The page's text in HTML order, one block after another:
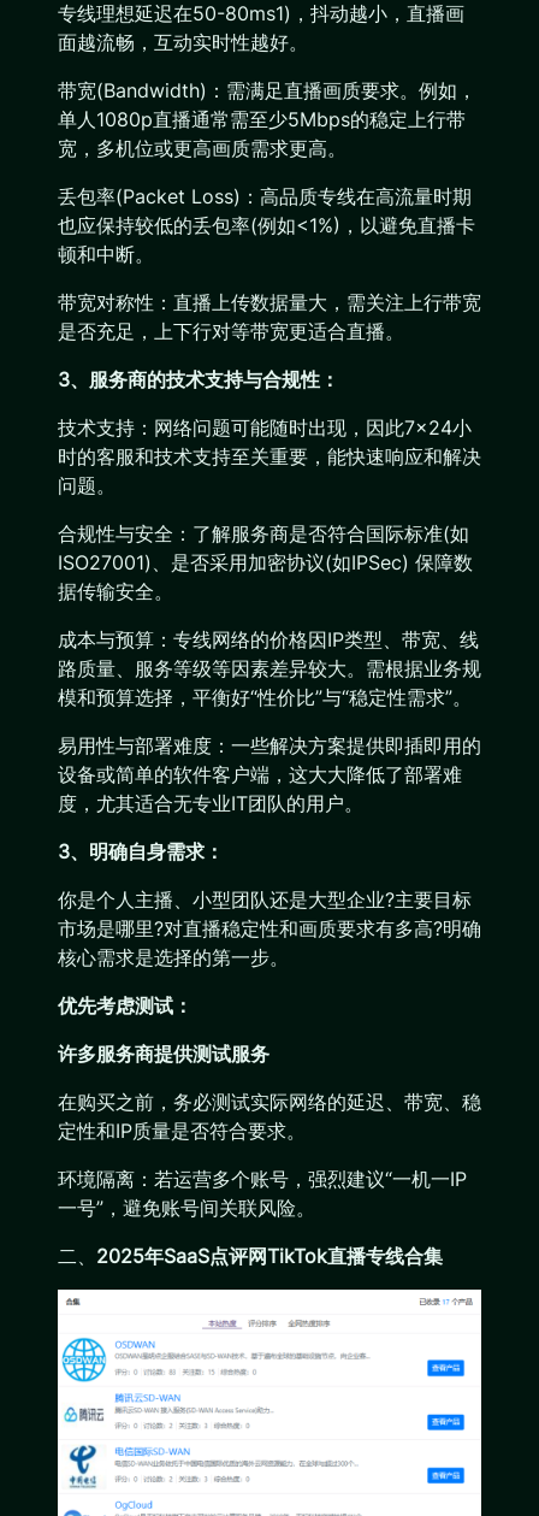
专线理想延迟在50-80ms1)，抖动越小，直播画
面越流畅，互动实时性越好。
带宽(Bandwidth)：需满足直播画质要求。例如，
单人1080p直播通常需至少5Mbps的稳定上行带
宽，多机位或更高画质需求更高。
丢包率(Packet Loss)：高品质专线在高流量时期
也应保持较低的丢包率(例如<1%)，以避免直播卡
顿和中断。
带宽对称性：直播上传数据量大，需关注上行带宽
是否充足，上下行对等带宽更适合直播。
3、服务商的技术支持与合规性：
技术支持：网络问题可能随时出现，因此7×24小
时的客服和技术支持至关重要，能快速响应和解决
问题。
合规性与安全：了解服务商是否符合国际标准(如
ISO27001)、是否采用加密协议(如IPSec) 保障数
据传输安全。
成本与预算：专线网络的价格因IP类型、带宽、线
路质量、服务等级等因素差异较大。需根据业务规
模和预算选择，平衡好“性价比”与“稳定性需求”。
易用性与部署难度：一些解决方案提供即插即用的
设备或简单的软件客户端，这大大降低了部署难
度，尤其适合无专业IT团队的用户。
3、明确自身需求：
你是个人主播、小型团队还是大型企业?主要目标
市场是哪里?对直播稳定性和画质要求有多高?明确
核心需求是选择的第一步。
优先考虑测试：
许多服务商提供测试服务
在购买之前，务必测试实际网络的延迟、带宽、稳
定性和IP质量是否符合要求。
环境隔离：若运营多个账号，强烈建议“一机一IP
一号”，避免账号间关联风险。
二、 2025年SaaS点评网TikTok直播专线合集